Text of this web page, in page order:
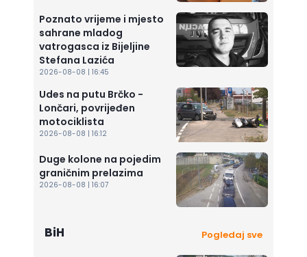
Poznato vrijeme i mjesto
sahrane mladog
vatrogasca iz Bijeljine
Stefana Lazića
2026-08-08 | 16:45
Udes na putu Brčko -
Lončari, povrijeđen
motociklista
2026-08-08 | 16:12
Duge kolone na pojedim
graničnim prelazima
2026-08-08 | 16:07
BiH Pogledaj sve